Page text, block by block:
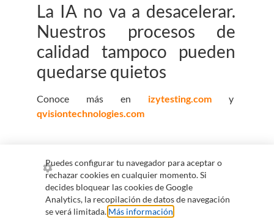
La IA no va a desacelerar.
Nuestros procesos de
calidad tampoco pueden
quedarse quietos
Conoce más en izytesting.com y
qvisiontechnologies.com
+57 300 255 0265
comercial@qvision.us
servicioalcliente@qvision.us
Información para colaboradores
Puedes configurar tu navegador para aceptar o
rechazar cookies en cualquier momento. Si
decides bloquear las cookies de Google
Analytics, la recopilación de datos de navegación
se verá limitada. Más información